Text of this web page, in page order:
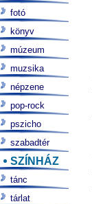
fotó
könyv
múzeum
muzsika
népzene
pop-rock
pszicho
szabadtér
SZÍNHÁZ
tánc
tárlat